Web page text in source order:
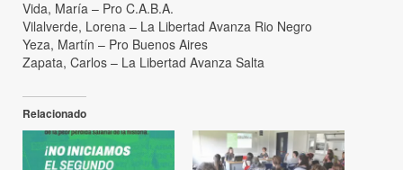
Vida, María – Pro C.A.B.A.
Vilalverde, Lorena – La Libertad Avanza Rio Negro
Yeza, Martín – Pro Buenos Aires
Zapata, Carlos – La Libertad Avanza Salta
Relacionado